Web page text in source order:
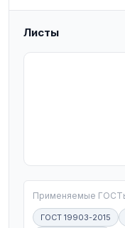
Листы
Применяемые
ГОСТ 19903-2015